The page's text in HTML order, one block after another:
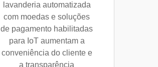
lavanderia automatizada
com moedas e soluções
de pagamento habilitadas
para IoT aumentam a
conveniência do cliente e
a transparência